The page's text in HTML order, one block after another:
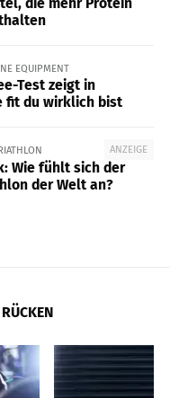
EQUIPMENT
Test zeigt in
fit du wirklich bist
ANZEIGE
Wie fühlt sich der
der Welt an?